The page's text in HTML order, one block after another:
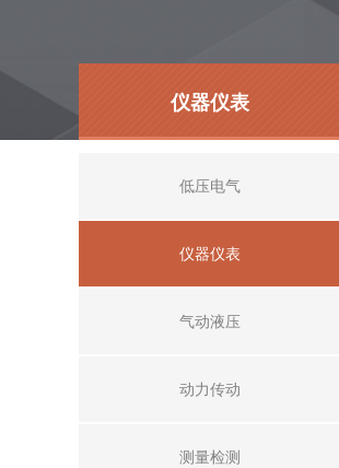
仪器仪表
低压电气
仪器仪表
气动液压
动力传动
测量检测